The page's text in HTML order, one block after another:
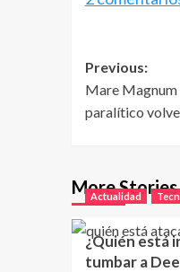
Post
Previous:
Mare Magnum
paralítico
More Stories
Actualidad
¿Quién está
tumbar a